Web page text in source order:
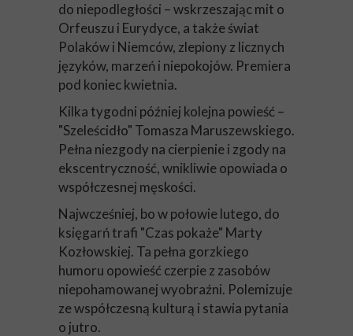
do niepodległości – wskrzeszając mit o
Orfeuszu i Eurydyce, a także świat
Polaków i Niemców, zlepiony z licznych
języków, marzeń i niepokojów. Premiera
pod koniec kwietnia.
Kilka tygodni później kolejna powieść –
"Szeleścidło" Tomasza Maruszewskiego.
Pełna niezgody na cierpienie i zgody na
ekscentryczność, wnikliwie opowiada o
współczesnej męskości.
Najwcześniej, bo w połowie lutego, do
księgarń trafi "Czas pokaże" Marty
Kozłowskiej. Ta pełna gorzkiego
humoru opowieść czerpie z zasobów
niepohamowanej wyobraźni. Polemizuje
ze współczesną kulturą i stawia pytania
o jutro.